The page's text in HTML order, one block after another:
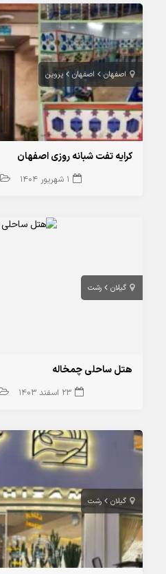
اصفهان اصفهان پروین
کرایه تفت شبانه روزی اصفهان
1 شهریور 1404
گیلان رشت
هتل ساحلی چمخاله
23 اسفند 1403
گیلان رشت